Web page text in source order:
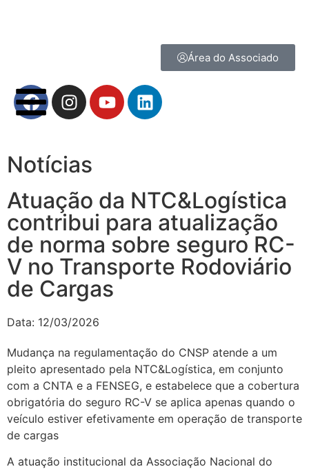
Área do Associado
Notícias
Atuação da NTC&Logística
contribui para atualização
de norma sobre seguro RC-
V no Transporte Rodoviário
de Cargas
Data: 12/03/2026
Mudança na regulamentação do CNSP atende a um
pleito apresentado pela NTC&Logística, em conjunto
com a CNTA e a FENSEG, e estabelece que a cobertura
obrigatória do seguro RC-V se aplica apenas quando o
veículo estiver efetivamente em operação de transporte
de cargas
A atuação institucional da Associação Nacional do